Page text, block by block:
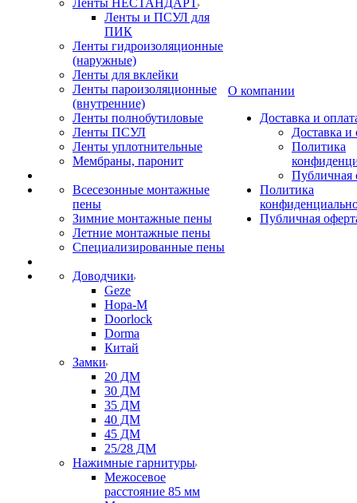
Ленты НЕСТАНДАРТ
Ленты и ПСУЛ для
ПИК
Ленты гидроизоляционные
(наружные)
Ленты для вклейки
Ленты пароизоляционные
(внутренние)
Ленты полнобутиловые
Ленты ПСУЛ
Ленты уплотнительные
Мембраны, паронит
Всесезонные монтажные
пены
Зимние монтажные пены
Летние монтажные пены
Специализированные пены
Доводчики
Geze
Нора-М
Doorlock
Dorma
Китай
Замки
20 ДМ
30 ДМ
35 ДМ
40 ДМ
45 ДМ
25/28 ДМ
Нажимные гарнитуры
Межосевое
расстояние 85 мм
О компании
Доставка и
Доставка и
Политика
Публичная
Политика
Публичная